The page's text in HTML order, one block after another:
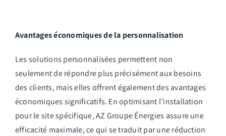
Avantages économiques de la personnalisation
Les solutions personnalisées permettent non
seulement de répondre plus précisément aux besoins
des clients, mais elles offrent également des avantages
économiques significatifs. En optimisant l’installation
pour le site spécifique, AZ Groupe Énergies assure une
efficacité maximale, ce qui se traduit par une réduction